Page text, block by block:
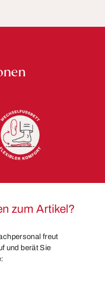
zum Artikel?
freut
und berät Sie